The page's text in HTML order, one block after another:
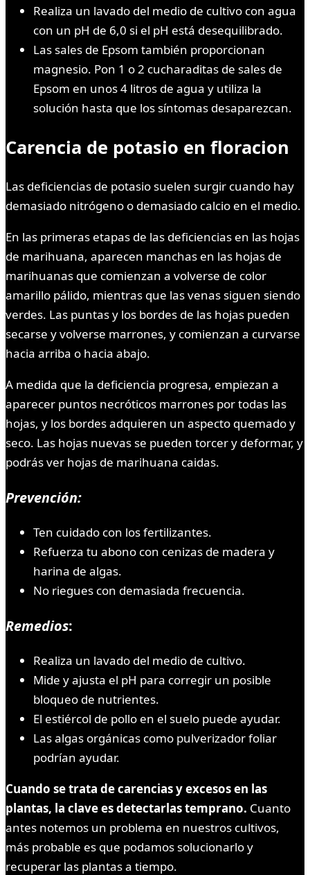
Realiza un lavado del medio de cultivo con agua
con un pH de 6,0 si el pH está desequilibrado.
Las sales de Epsom también proporcionan
magnesio. Pon 1 o 2 cucharaditas de sales de
Epsom en unos 4 litros de agua y utiliza la
solución hasta que los síntomas desaparezcan.
Carencia de potasio en floracion
Las deficiencias de potasio suelen surgir cuando hay
demasiado nitrógeno o demasiado calcio en el medio.
En las primeras etapas de las deficiencias en las hojas
de marihuana, aparecen manchas en las hojas de
marihuanas que comienzan a volverse de color
amarillo pálido, mientras que las venas siguen siendo
verdes. Las puntas y los bordes de las hojas pueden
secarse y volverse marrones, y comienzan a curvarse
hacia arriba o hacia abajo.
A medida que la deficiencia progresa, empiezan a
aparecer puntos necróticos marrones por todas las
hojas, y los bordes adquieren un aspecto quemado y
seco. Las hojas nuevas se pueden torcer y deformar, y
podrás ver hojas de marihuana caidas.
Prevención:
Ten cuidado con los fertilizantes.
Refuerza tu abono con cenizas de madera y
harina de algas.
No riegues con demasiada frecuencia.
Remedios:
Realiza un lavado del medio de cultivo.
Mide y ajusta el pH para corregir un posible
bloqueo de nutrientes.
El estiércol de pollo en el suelo puede ayudar.
Las algas orgánicas como pulverizador foliar
podrían ayudar.
Cuando se trata de carencias y excesos en las
plantas, la clave es detectarlas temprano. Cuanto
antes notemos un problema en nuestros cultivos,
más probable es que podamos solucionarlo y
recuperar las plantas a tiempo.